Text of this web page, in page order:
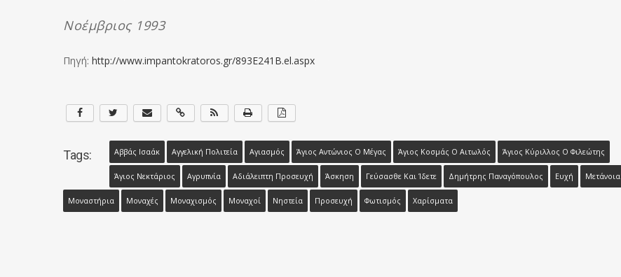
Νοέμβριος 1993
Πηγή: http://www.impantokratoros.gr/893E241B.el.aspx
Tags: Αββάς Ισαάκ Αγγελική Πολιτεία Αγιασμός Άγιος Αντώνιος Ο Μέγας Άγιος Κοσμάς Ο Αιτωλός Άγιος Κύριλλος Ο Φιλεώτης
Άγιος Νεκτάριος Αγρυπνία Αδιάλειπτη Προσευχή Άσκηση Γεύσασθε Και Ίδετε Δημήτρης Παναγόπουλος Ευχή Μετάνοια
Μοναστήρια Μοναχές Μοναχισμός Μοναχοί Νηστεία Προσευχή Φωτισμός Χαρίσματα